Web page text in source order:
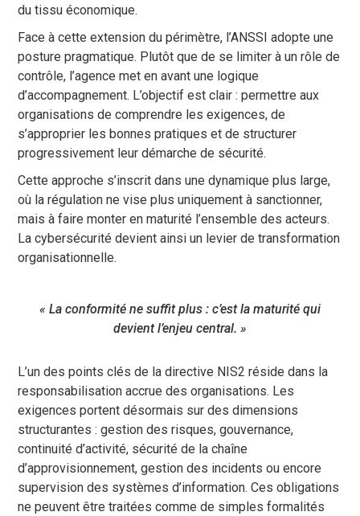
du tissu économique.
Face à cette extension du périmètre, l’ANSSI adopte une
posture pragmatique. Plutôt que de se limiter à un rôle de
contrôle, l’agence met en avant une logique
d’accompagnement. L’objectif est clair : permettre aux
organisations de comprendre les exigences, de
s’approprier les bonnes pratiques et de structurer
progressivement leur démarche de sécurité.
Cette approche s’inscrit dans une dynamique plus large,
où la régulation ne vise plus uniquement à sanctionner,
mais à faire monter en maturité l’ensemble des acteurs.
La cybersécurité devient ainsi un levier de transformation
organisationnelle.
« La conformité ne suffit plus : c’est la maturité qui
devient l’enjeu central. »
L’un des points clés de la directive NIS2 réside dans la
responsabilisation accrue des organisations. Les
exigences portent désormais sur des dimensions
structurantes : gestion des risques, gouvernance,
continuité d’activité, sécurité de la chaîne
d’approvisionnement, gestion des incidents ou encore
supervision des systèmes d’information. Ces obligations
ne peuvent être traitées comme de simples formalités